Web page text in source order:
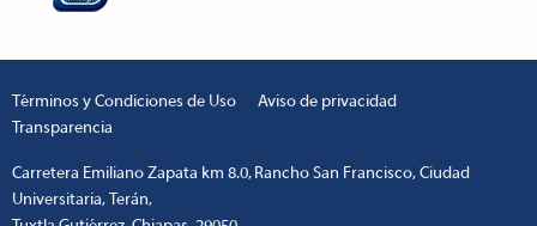
Términos y Condiciones de Uso
Aviso de privacidad
Transparencia
Carretera Emiliano Zapata km 8.0, Rancho San Francisco, Ciudad
Universitaria, Terán,